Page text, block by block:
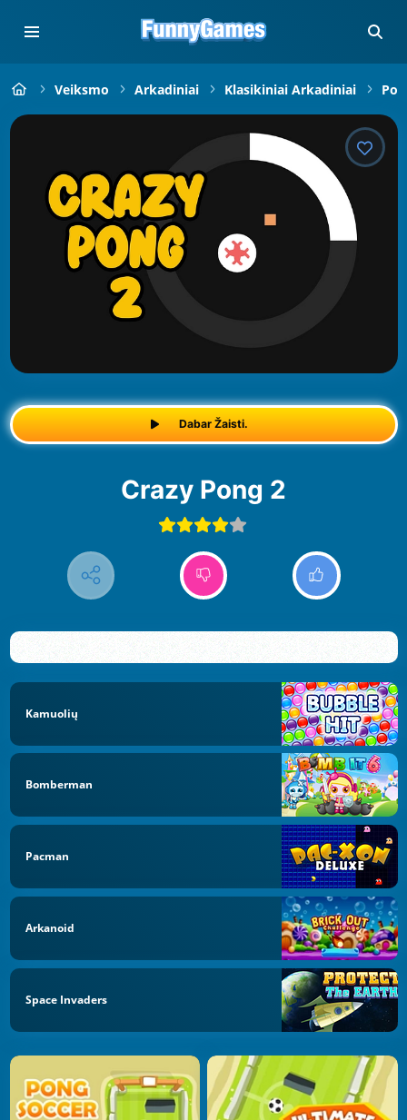
Veiksmo Arkadiniai Klasikiniai Arkadiniai
Dabar Žaisti.
Crazy Pong 2
Kamuolių
Bomberman
Pacman
Arkanoid
Space Invaders